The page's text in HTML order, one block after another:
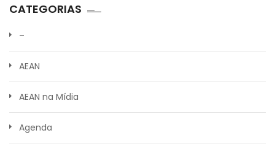
CATEGORIAS
–
AEAN
AEAN na Mídia
Agenda